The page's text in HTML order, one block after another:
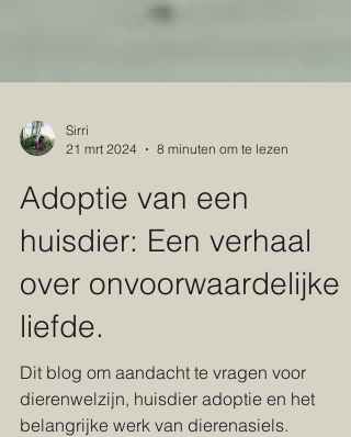
21 mrt 2024
8 minuten om te lezen
Adoptie van een
huisdier: Een verhaal
over onvoorwaardelijke
liefde.
Dit blog om aandacht te vragen voor